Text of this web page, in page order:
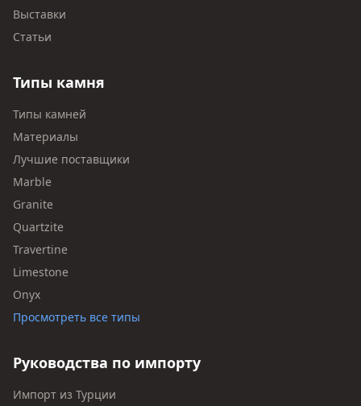
Выставки
Статьи
Типы камня
Типы камней
Материалы
Лучшие поставщики
Marble
Granite
Quartzite
Travertine
Limestone
Onyx
Просмотреть все типы
Руководства по импорту
Импорт из Турции